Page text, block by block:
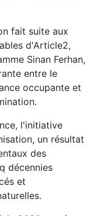
fait suite aux
d'Article2,
Sinan Ferhan,
entre le
occupante et
l'initiative
un résultat
des
décennies
et